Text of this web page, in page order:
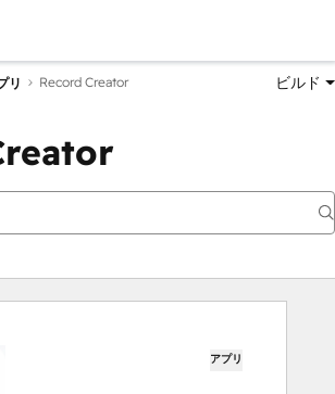
リ Record Creator ビルド
アプリ